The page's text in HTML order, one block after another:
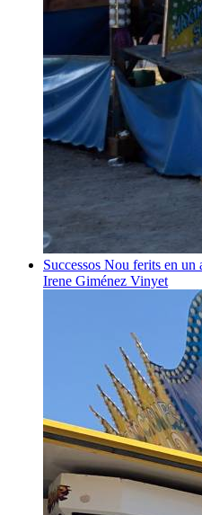
Successos Nou ferits en un
Irene Giménez Vinyet